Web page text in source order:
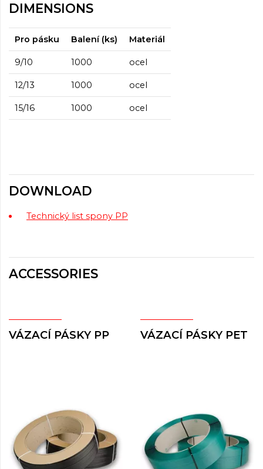
DIMENSIONS
Pro pásku Balení (ks) Materiál
9/10 1000 ocel
12/13 1000 ocel
15/16 1000 ocel
DOWNLOAD
Technický list spony PP
ACCESSORIES
VÁZACÍ PÁSKY PP VÁZACÍ PÁSKY PET